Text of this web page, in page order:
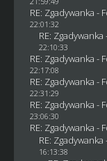
RE: Zgadywanka -
22:01:32
RE:
22:10:33
RE: Zgadywanka -
22:17:08
RE: Zgadywanka -
22:31:29
RE: Zgadywanka -
23:06:30
RE: Zgadywanka -
RE:
16:13:38